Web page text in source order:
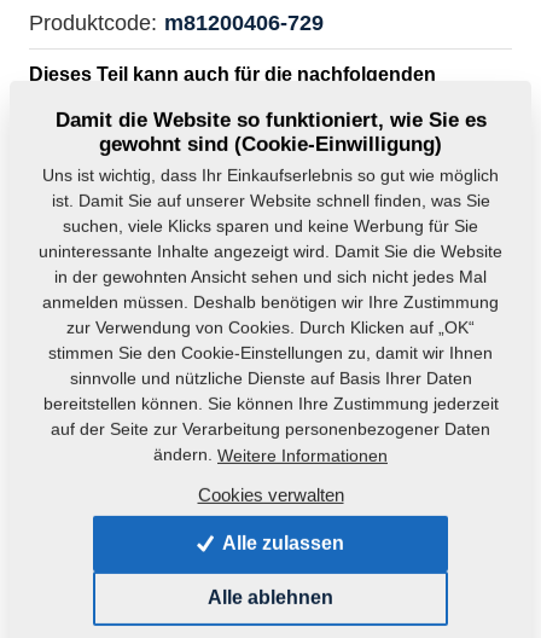
Meine
Maschinen
Zum
Herunterladen
Produktcode: m81200406-729
Dieses Teil kann auch für die nachfolgenden
MONSUN
Gewicht: 0,3675 kg
Damit die Website so funktioniert, wie Sie es
gewohnt sind (Cookie-Einwilligung)
Uns ist wichtig, dass Ihr Einkaufserlebnis so gut wie möglich
ist. Damit Sie auf unserer Website schnell finden, was Sie
suchen, viele Klicks sparen und keine Werbung für Sie
uninteressante Inhalte angezeigt wird. Damit Sie die Website
in der gewohnten Ansicht sehen und sich nicht jedes Mal
anmelden müssen. Deshalb benötigen wir Ihre Zustimmung
zur Verwendung von Cookies. Durch Klicken auf „OK“
stimmen Sie den Cookie-Einstellungen zu, damit wir Ihnen
sinnvolle und nützliche Dienste auf Basis Ihrer Daten
bereitstellen können. Sie können Ihre Zustimmung jederzeit
auf der Seite zur Verarbeitung personenbezogener Daten
ändern. Weitere Informationen
Cookies verwalten
Alle zulassen
Alle ablehnen